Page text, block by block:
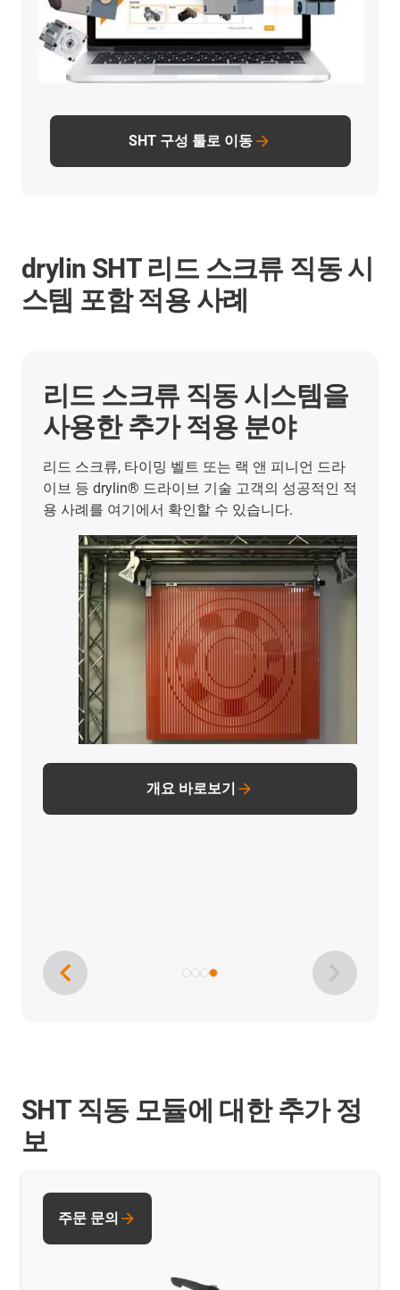
SHT 구성 툴로 이동
drylin SHT 리드 스크류 직동 시
스템 포함 적용 사례
리드 스크류 직동 시스템을
사용한 추가 적용 분야
리드 스크류, 타이밍 벨트 또는 랙 앤 피니언 드라
이브 등 drylin® 드라이브 기술 고객의 성공적인 적
용 사례를 여기에서 확인할 수 있습니다.
개요 바로보기
SHT 직동 모듈에 대한 추가 정
보
주문 문의